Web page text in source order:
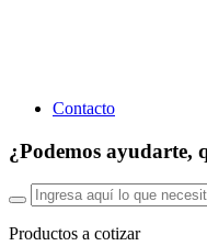
Contacto
¿Podemos ayudarte,
Productos a cotizar